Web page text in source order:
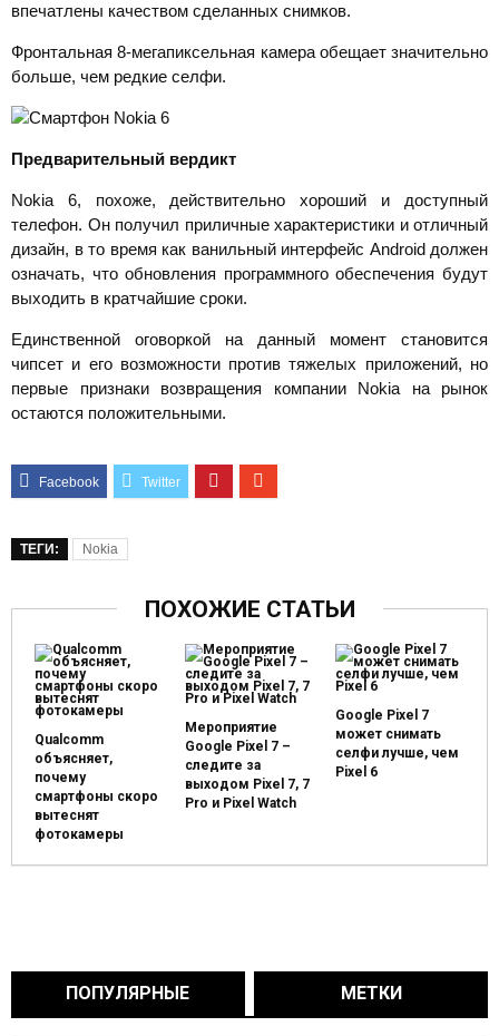
впечатлены качеством сделанных снимков.
Фронтальная 8-мегапиксельная камера обещает значительно
больше, чем редкие селфи.
Предварительный вердикт
Nokia 6, похоже, действительно хороший и доступный
телефон. Он получил приличные характеристики и отличный
дизайн, в то время как ванильный интерфейс Android должен
означать, что обновления программного обеспечения будут
выходить в кратчайшие сроки.
Единственной оговоркой на данный момент становится
чипсет и его возможности против тяжелых приложений, но
первые признаки возвращения компании Nokia на рынок
остаются положительными.
ТЕГИ: Nokia
ПОХОЖИЕ СТАТЬИ
Qualcomm
объясняет,
почему
смартфоны скоро
вытеснят
фотокамеры
Мероприятие
Google Pixel 7 –
следите за
выходом Pixel 7, 7
Pro и Pixel Watch
Google Pixel 7
может снимать
селфи лучше, чем
Pixel 6
ПОПУЛЯРНЫЕ МЕТКИ